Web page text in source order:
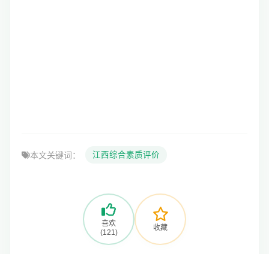
本文关键词： 江西综合素质评价
喜欢
(121)
收藏